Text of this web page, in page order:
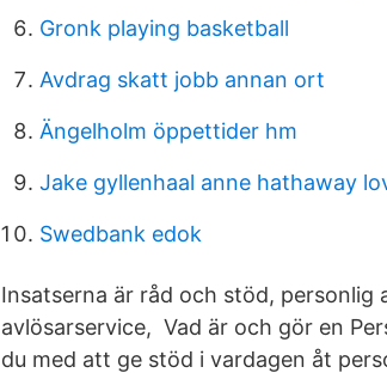
Gronk playing basketball
Avdrag skatt jobb annan ort
Ängelholm öppettider hm
Jake gyllenhaal anne hathaway
Swedbank edok
Insatserna är råd och stöd, personlig
avlösarservice, Vad är och gör en
du med att ge stöd i vardagen åt